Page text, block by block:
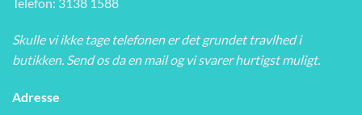
Skulle vi ikke tage telefonen er det grundet travlhed i
butikken. Send os da en mail og vi svarer hurtigst muligt.
Adresse